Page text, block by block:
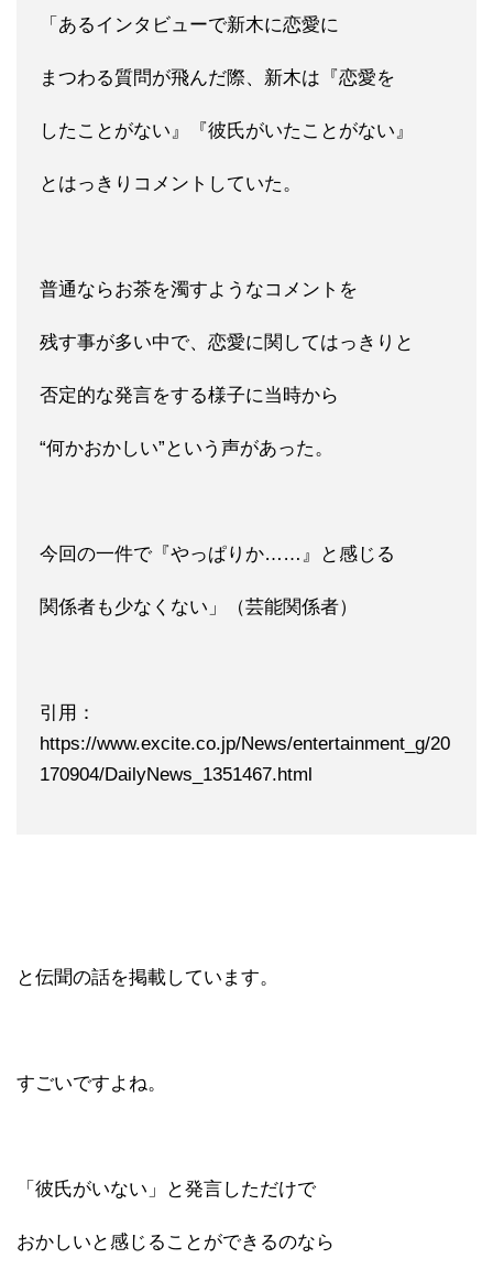
「あるインタビューで新木に恋愛に
まつわる質問が飛んだ際、新木は『恋愛を
したことがない』『彼氏がいたことがない』
とはっきりコメントしていた。
普通ならお茶を濁すようなコメントを
残す事が多い中で、恋愛に関してはっきりと
否定的な発言をする様子に当時から
“何かおかしい”という声があった。
今回の一件で『やっぱりか……』と感じる
関係者も少なくない」（芸能関係者）
引用：
https://www.excite.co.jp/News/entertainment_g/20
170904/DailyNews_1351467.html
と伝聞の話を掲載しています。
すごいですよね。
「彼氏がいない」と発言しただけで
おかしいと感じることができるのなら